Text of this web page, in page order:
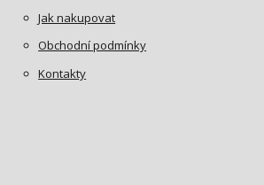
Jak nakupovat
Obchodní podmínky
Kontakty